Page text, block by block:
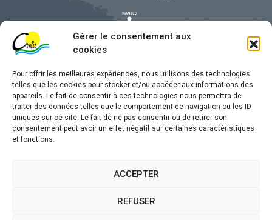
Gérer le consentement aux
cookies
Pour offrir les meilleures expériences, nous utilisons des technologies
telles que les cookies pour stocker et/ou accéder aux informations des
appareils. Le fait de consentir à ces technologies nous permettra de
traiter des données telles que le comportement de navigation ou les ID
uniques sur ce site. Le fait de ne pas consentir ou de retirer son
consentement peut avoir un effet négatif sur certaines caractéristiques
et fonctions.
ACCEPTER
REFUSER
Mentions légales
Traitement de données personnelles